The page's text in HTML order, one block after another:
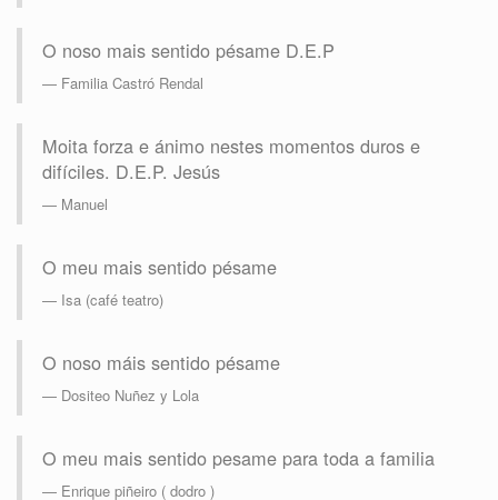
O noso mais sentido pésame D.E.P
Familia Castró Rendal
Moita forza e ánimo nestes momentos duros e
difíciles. D.E.P. Jesús
Manuel
O meu mais sentido pésame
Isa (café teatro)
O noso máis sentido pésame
Dositeo Nuñez y Lola
O meu mais sentido pesame para toda a familia
Enrique piñeiro ( dodro )